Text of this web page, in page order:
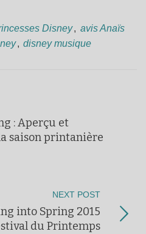
Disney, avis Anaïs
, disney musique
: Aperçu et
saison printanière
NEXT POST
into Spring 2015
du Printemps